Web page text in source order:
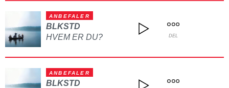
ANBEFALER
BLKSTD
HVEM ER DU?
DEL
ANBEFALER
BLKSTD